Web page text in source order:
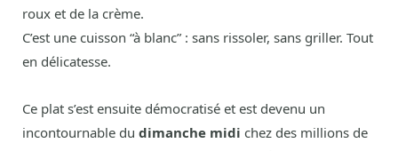
roux et de la crème.
C’est une cuisson “à blanc” : sans rissoler, sans griller. Tout
en délicatesse.
Ce plat s’est ensuite démocratisé et est devenu un
incontournable du dimanche midi chez des millions de